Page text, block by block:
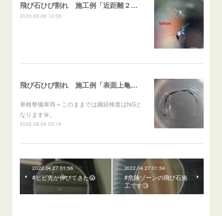
飛び石ひび割れ 施工例「近距離２箇所・パーシャル系+スターブレイク系」ハイエース
2026.08.06 12:06
飛び石ひび割れ 施工例「表面上亀裂・ダメージクラック」ステラ
車検整備車両＝このままでは継続検査はNGと
なります🚨。
2026.08.06 05:16
2022.04.27 01:56
#ヒビ先が伸びてきた😱
2022.04.27 01:34
#危険ゾーンの飛び石施
工です🧐